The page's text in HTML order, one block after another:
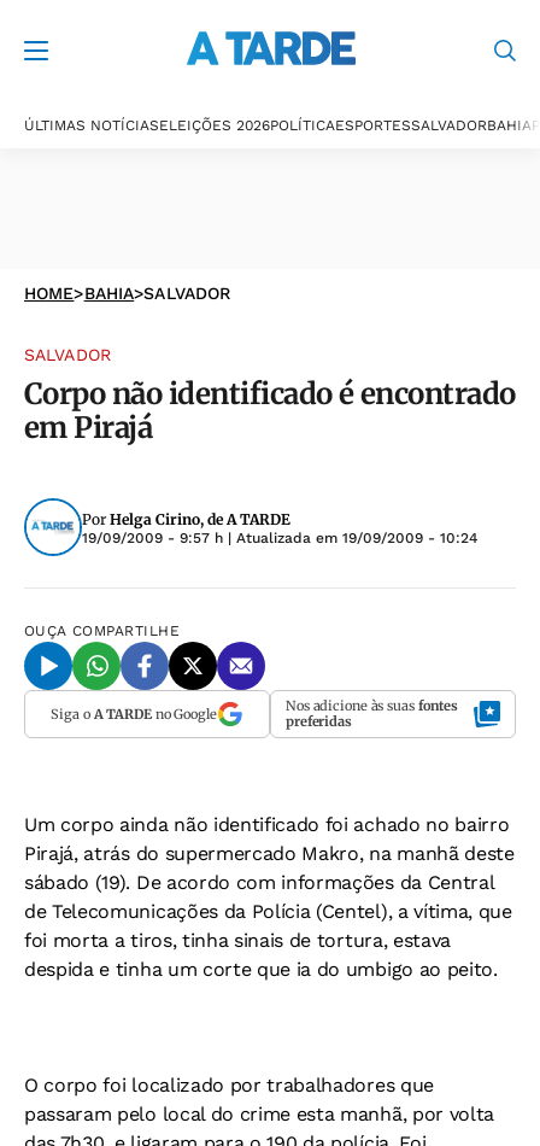
ÚLTIMAS NOTÍCIASELEIÇÕES 2026POLÍTICAESPORTESSALVADORBAHIA
HOME>BAHIA>SALVADOR
SALVADOR
Corpo não identificado é encontrado
em Pirajá
Por Helga Cirino, de A TARDE
19/09/2009 - 9:57 h | Atualizada em 19/09/2009 - 10:24
OUÇA COMPARTILHE
Siga o A TARDEno Google Nos adicione às suas fontes
preferidas
Um corpo ainda não identificado foi achado no bairro
Pirajá, atrás do supermercado Makro, na manhã deste
sábado (19). De acordo com informações da Central
de Telecomunicações da Polícia (Centel), a vítima, que
foi morta a tiros, tinha sinais de tortura, estava
despida e tinha um corte que ia do umbigo ao peito.
O corpo foi localizado por trabalhadores que
passaram pelo local do crime esta manhã, por volta